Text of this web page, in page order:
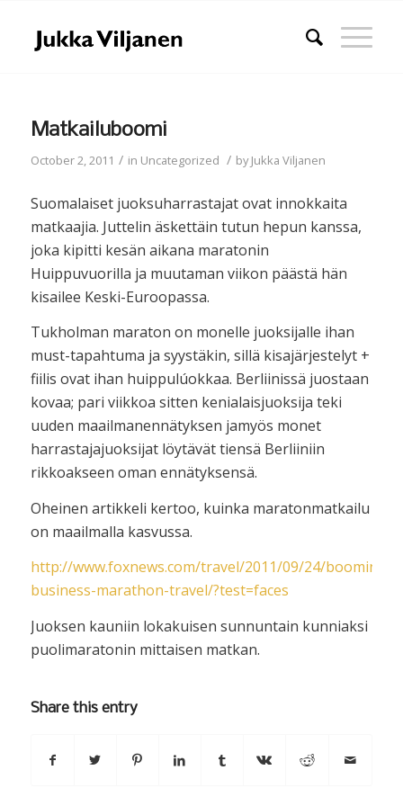
Matkailuboomi
October 2, 2011 / in Uncategorized / byJukka Viljanen
Suomalaiset juoksuharrastajat ovat innokkaita
matkaajia. Juttelin äskettäin tutun hepun kanssa,
joka kipitti kesän aikana maratonin
Huippuvuorilla ja muutaman viikon päästä hän
kisailee Keski-Euroopassa.
Tukholman maraton on monelle juoksijalle ihan
must-tapahtuma ja syystäkin, sillä kisajärjestelyt +
fiilis ovat ihan huippulúokkaa. Berliinissä juostaan
kovaa; pari viikkoa sitten kenialaisjuoksija teki
uuden maailmanennätyksen jamyös monet
harrastajajuoksijat löytävät tiensä Berliiniin
rikkoakseen oman ennätyksensä.
Oheinen artikkeli kertoo, kuinka maratonmatkailu
on maailmalla kasvussa.
http://www.foxnews.com/travel/2011/09/24/booming-
business-marathon-travel/?test=faces
Juoksen kauniin lokakuisen sunnuntain kunniaksi
puolimaratonin mittaisen matkan.
Share this entry